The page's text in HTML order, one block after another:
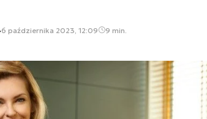
6 października 2023, 12:09 9 min.